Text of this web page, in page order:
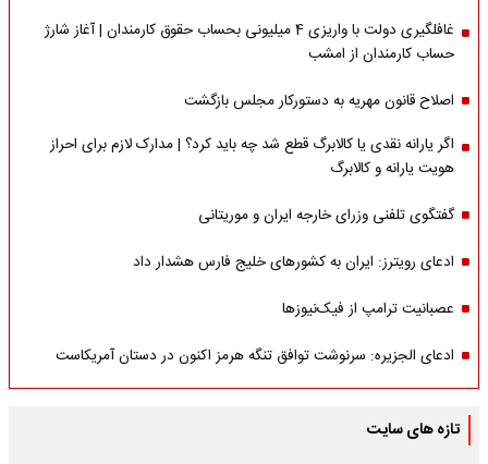
غافلگیری دولت با واریزی 4 میلیونی بحساب حقوق کارمندان | آغاز شارژ
حساب کارمندان از امشب
اصلاح قانون مهریه به دستورکار مجلس بازگشت
اگر یارانه نقدی یا کالابرگ قطع شد چه باید کرد؟ | مدارک لازم برای احراز
هویت یارانه و کالابرگ
گفتگوی تلفنی وزرای خارجه ایران و موریتانی
ادعای رویترز: ایران به کشورهای خلیج فارس هشدار داد
عصبانیت ترامپ از فیک‌نیوزها
ادعای الجزیره: سرنوشت توافق تنگه هرمز اکنون در دستان آمریکاست
تازه های سایت